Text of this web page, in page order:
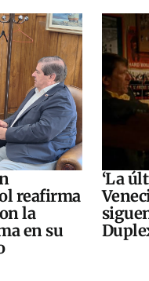
reafirma
la
en su
‘La